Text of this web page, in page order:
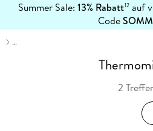
Summer Sale: 13% Rabatt12auf
Code
erfahren
…
2 Treffer